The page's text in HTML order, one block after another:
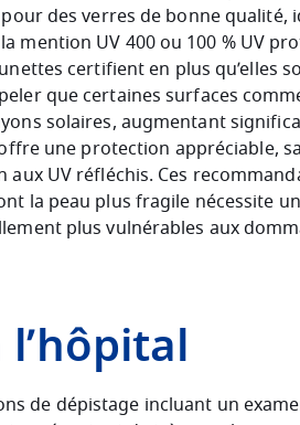
pour des verres de bonne qualité,
mention UV 400 ou 100 % UV
certifient en plus qu’elles
que certaines surfaces
solaires, augmentant
une protection appréciable,
UV réfléchis. Ces
la peau plus fragile nécessite
plus vulnérables aux
de dépistage incluant un